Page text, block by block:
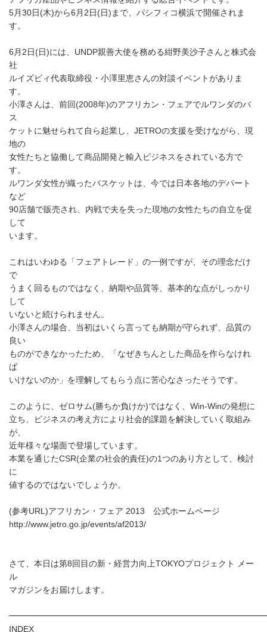
5月30日(木)から6月2日(日)まで、パシフィコ横浜で開催されま
す。
6月2日(日)には、UNDP親善大使を務める紺野美沙子さんと株式会
社
ルイズビィ代表取締役・小澤里恵さんの対談イベントがありま
す。
小澤さんは、前回(2008年)のアフリカン・フェアでルワンダのバ
ス
ケットに魅せられて自ら起業し、JETROの支援を受けながら、現
地の
女性たちと協働して商品開発と輸入ビジネスをされている方で
す。
ルワンダ女性が織ったバスケットは、今では日本各地のデパート
など
90店舗で販売され、内戦で夫を失った現地の女性たちの自立を促
して
います。
これはいわゆる「フェアトレード」の一例ですが、その理念だけ
で
うまく回るものではなく、納期や品質等、基本的な点がしっかり
して
いないと続けられません。
小澤さんの場合、当初はいくら言っても納期が守られず、品質の
良い
ものができなかったため、「なぜきちんとした商品を作らなけれ
ば
いけないのか」を理解してもらう点に苦心なさったそうです。
このように、ゼロサム(勝ちか負けか)ではなく、Win-Winの発想に
立ち、ビジネスの考え方により社会的課題を解決していく取組み
が、
近年様々な場面で登場しています。
本業を通じたCSR(企業の社会的責任)の1つのあり方として、検討
に
値するのではないでしょうか。
(参考URL)アフリカン・フェア 2013 公式ホームページ
http://www.jetro.go.jp/events/af2013/
さて、本日は第8回目の新・経営力向上TOKYOプロジェクト メー
ル
マガジンをお届けします。
INDEX